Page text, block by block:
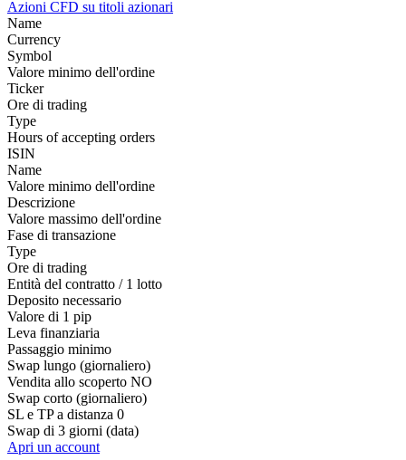
Azioni CFD su titoli azionari
Name
Currency
Symbol
Valore minimo dell'ordine
Ticker
Ore di trading
Type
Hours of accepting orders
ISIN
Name
Valore minimo dell'ordine
Descrizione
Valore massimo dell'ordine
Fase di transazione
Type
Ore di trading
Entità del contratto / 1 lotto
Deposito necessario
Valore di 1 pip
Leva finanziaria
Passaggio minimo
Swap lungo (giornaliero)
Vendita allo scoperto NO
Swap corto (giornaliero)
SL e TP a distanza 0
Swap di 3 giorni (data)
Apri un account